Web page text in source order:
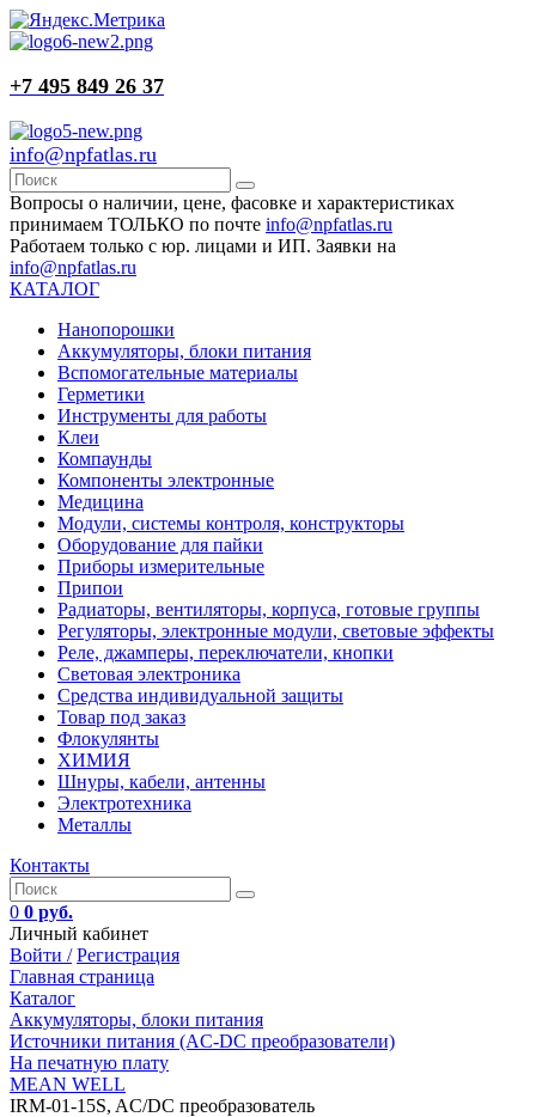
+7 495 849 26 37
info@npfatlas.ru
Вопросы о наличии, цене, фасовке и характеристиках
принимаем ТОЛЬКО по почте info@npfatlas.ru
Работаем только с юр. лицами и ИП. Заявки на
info@npfatlas.ru
КАТАЛОГ
Нанопорошки
Аккумуляторы, блоки питания
Вспомогательные материалы
Герметики
Инструменты для работы
Клеи
Компаунды
Компоненты электронные
Медицина
Модули, системы контроля, конструкторы
Оборудование для пайки
Приборы измерительные
Припои
Радиаторы, вентиляторы, корпуса, готовые группы
Регуляторы, электронные модули, световые эффекты
Реле, джамперы, переключатели, кнопки
Световая электроника
Средства индивидуальной защиты
Товар под заказ
Флокулянты
ХИМИЯ
Шнуры, кабели, антенны
Электротехника
Металлы
Контакты
0 0 руб.
Личный кабинет
Войти / Регистрация
Главная страница
Каталог
Аккумуляторы, блоки питания
Источники питания (AC-DC преобразователи)
На печатную плату
MEAN WELL
IRM-01-15S, AC/DC преобразователь